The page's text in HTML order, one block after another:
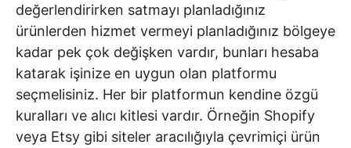
değerlendirirken satmayı planladığınız
ürünlerden hizmet vermeyi planladığınız bölgeye
kadar pek çok değişken vardır, bunları hesaba
katarak işinize en uygun olan platformu
seçmelisiniz. Her bir platformun kendine özgü
kuralları ve alıcı kitlesi vardır. Örneğin Shopify
veya Etsy gibi siteler aracılığıyla çevrimiçi ürün